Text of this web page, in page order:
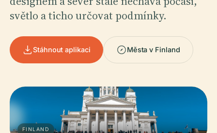
světlo a ticho určovat podmínky.
Stáhnout aplikaci Města v Finland
FINLAND